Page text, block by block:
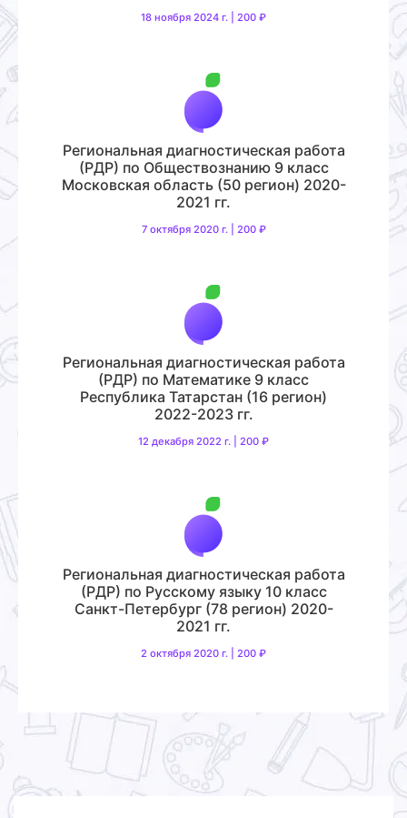
18 ноября 2024 г. | 200 ₽
Региональная диагностическая работа
(РДР) по Обществознанию 9 класс
Московская область (50 регион) 2020-
2021 гг.
7 октября 2020 г. | 200 ₽
Региональная диагностическая работа
(РДР) по Математике 9 класс
Республика Татарстан (16 регион)
2022-2023 гг.
12 декабря 2022 г. | 200 ₽
Региональная диагностическая работа
(РДР) по Русскому языку 10 класс
Санкт-Петербург (78 регион) 2020-
2021 гг.
2 октября 2020 г. | 200 ₽